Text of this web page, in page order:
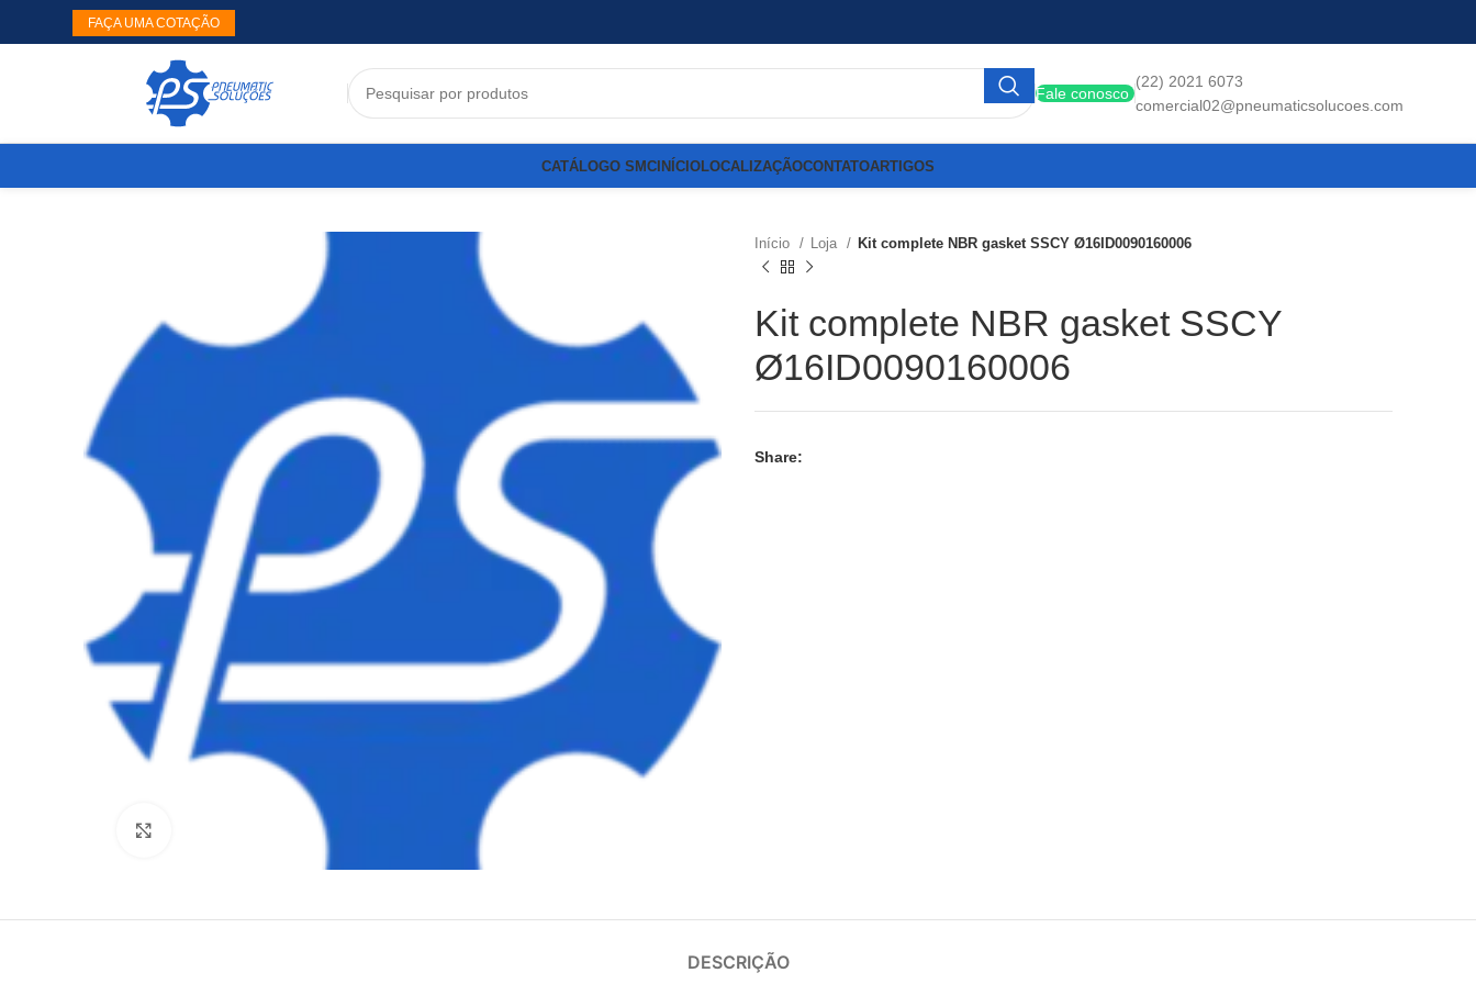
FAÇA UMA COTAÇÃO
Fale conosco
(22) 2021 6073
comercial02@pneumaticsolucoes.com
CATÁLOGO SMCINÍCIOLOCALIZAÇÃOCONTATOARTIGOS
Início Loja Kit complete NBR gasket SSCY Ø16ID0090160006
Kit complete NBR gasket SSCY
Ø16ID0090160006
Share:
DESCRIÇÃO